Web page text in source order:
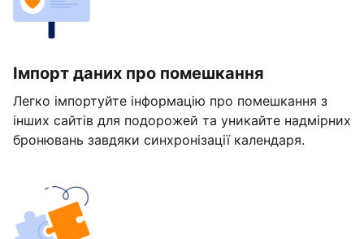
Імпорт даних про помешкання
Легко імпортуйте інформацію про помешкання з
інших сайтів для подорожей та уникайте надмірних
бронювань завдяки синхронізації календаря.